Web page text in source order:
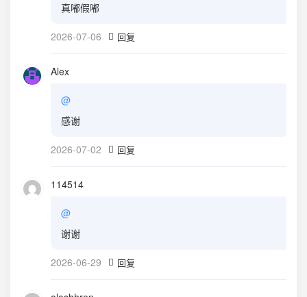
真嘟假嘟
2026-07-06 回复
Alex
@
感谢
2026-07-02 回复
114514
@
谢谢
2026-06-29 回复